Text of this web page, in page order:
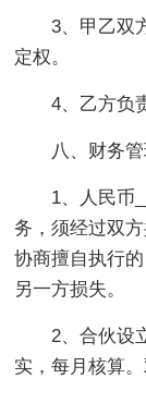
3、甲乙双
定权。
4、乙方负
八、财务
1、人民币
务，须经过双
协商擅自执行
另一方损失。
2、合伙设
实，每月核算